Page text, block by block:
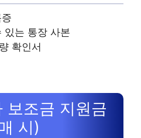
있는 통장 사본
확인서
보조금 지원금
시)